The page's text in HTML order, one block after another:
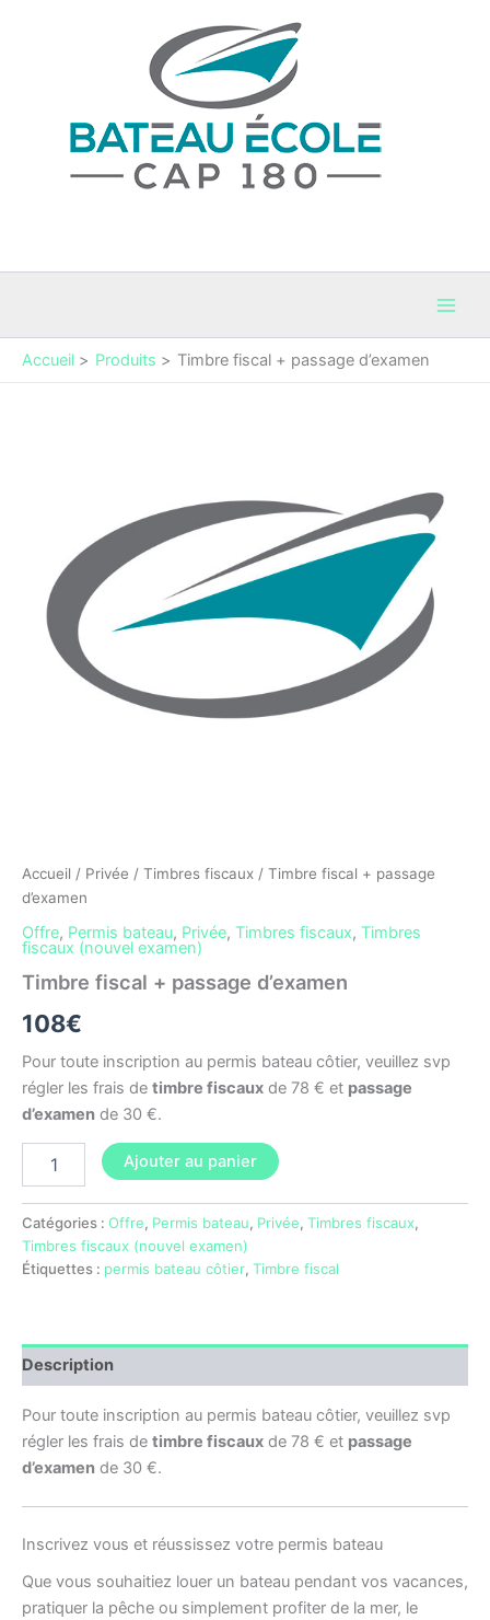
Accueil Produits Timbre fiscal + passage d’examen
Accueil / Privée / Timbres fiscaux / Timbre fiscal + passage
d’examen
Offre, Permis bateau, Privée, Timbres fiscaux, Timbres
fiscaux (nouvel examen)
Timbre fiscal + passage d’examen
108€
Pour toute inscription au permis bateau côtier, veuillez svp
régler les frais de timbre fiscaux de 78 € et passage
d’examen de 30 €.
Ajouter au panier
Catégories : Offre, Permis bateau, Privée, Timbres fiscaux,
Timbres fiscaux (nouvel examen)
Étiquettes : permis bateau côtier, Timbre fiscal
Description
Pour toute inscription au permis bateau côtier, veuillez svp
régler les frais de timbre fiscaux de 78 € et passage
d’examen de 30 €.
Inscrivez vous et réussissez votre permis bateau
Que vous souhaitiez louer un bateau pendant vos vacances,
pratiquer la pêche ou simplement profiter de la mer, le